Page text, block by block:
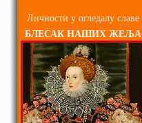
Личности у огледалу славе
БЛЕСАК НАШИХ ЖЕЉА